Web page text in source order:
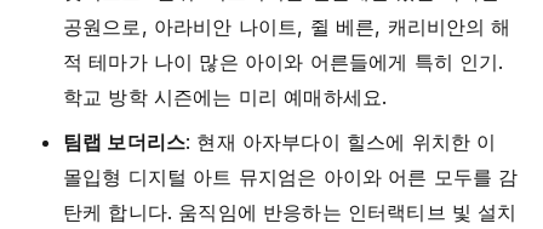
공원으로, 아라비안 나이트, 쥘 베른, 캐리비안의 해
적 테마가 나이 많은 아이와 어른들에게 특히 인기.
학교 방학 시즌에는 미리 예매하세요.
팀랩 보더리스: 현재 아자부다이 힐스에 위치한 이
몰입형 디지털 아트 뮤지엄은 아이와 어른 모두를 감
탄케 합니다. 움직임에 반응하는 인터랙티브 빛 설치